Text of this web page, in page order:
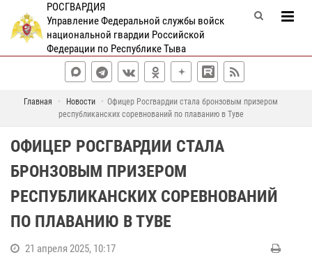
РОСГВАРДИЯ
Управление Федеральной службы войск
национальной гвардии Российской
Федерации по Республике Тыва
Главная Новости
Офицер Росгвардии стала бронзовым призером
республиканских соревнований по плаванию в Туве
ОФИЦЕР РОСГВАРДИИ СТАЛА
БРОНЗОВЫМ ПРИЗЕРОМ
РЕСПУБЛИКАНСКИХ СОРЕВНОВАНИЙ
ПО ПЛАВАНИЮ В ТУВЕ
21 апреля 2025, 10:17